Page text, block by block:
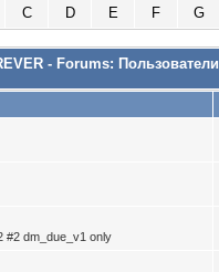
C D E F G
- Forums: Пользователи
#2 dm_due_v1 only